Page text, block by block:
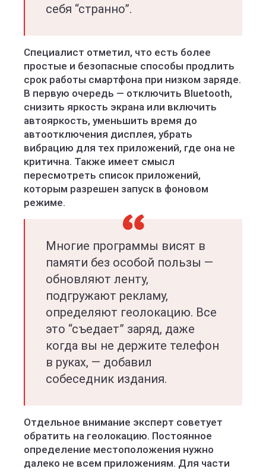
себя “странно”.
Специалист отметил, что есть более
простые и безопасные способы продлить
срок работы смартфона при низком заряде.
В первую очередь — отключить Bluetooth,
снизить яркость экрана или включить
автояркость, уменьшить время до
автоотключения дисплея, убрать
вибрацию для тех приложений, где она не
критична. Также имеет смысл
пересмотреть список приложений,
которым разрешен запуск в фоновом
режиме.
Многие программы висят в
памяти без особой пользы —
обновляют ленту,
подгружают рекламу,
определяют геолокацию. Все
это “съедает” заряд, даже
когда вы не держите телефон
в руках, — добавил
собеседник издания.
Отдельное внимание эксперт советует
обратить на геолокацию. Постоянное
определение местоположения нужно
далеко не всем приложениям. Для части